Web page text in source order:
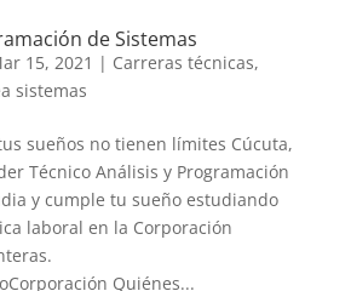
de Sistemas
15, 2021 | Carreras técnicas,
sistemas
sueños no tienen límites Cúcuta,
Técnico Análisis y Programación
y cumple tu sueño estudiando
laboral en la Corporación
Quiénes...